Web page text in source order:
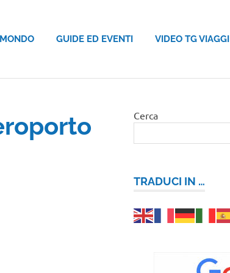
GUIDE ED EVENTI VIDEO TG VIAGGI
Cerca
TRADUCI IN …